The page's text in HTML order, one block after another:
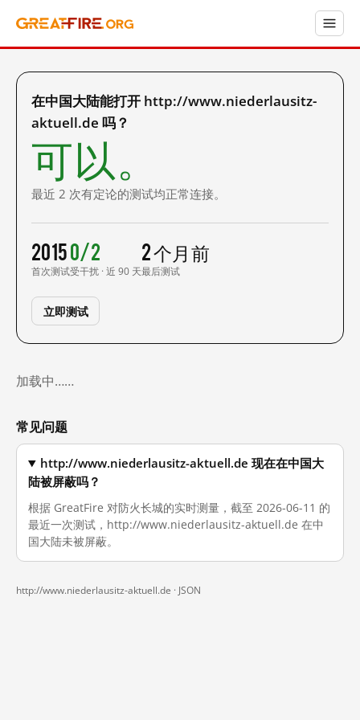
在中国大陆能打开 http://www.niederlausitz-
aktuell.de 吗？
可以。
最近 2 次有定论的测试均正常连接。
2015
首次测试
0/2
受干扰 · 近 90 天
2 个月前
最后测试
立即测试
加载中……
常见问题
http://www.niederlausitz-aktuell.de 现在在中国大
陆被屏蔽吗？
根据 GreatFire 对防火长城的实时测量，截至 2026-06-11 的
最近一次测试，http://www.niederlausitz-aktuell.de 在中
国大陆未被屏蔽。
http://www.niederlausitz-aktuell.de · JSON